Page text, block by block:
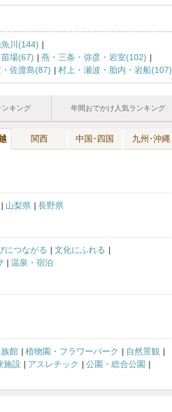
魚川(144)
場(67)
燕・三条・弥彦・岩室(102)
佐渡島(87) 村上・瀬波・胎内・岩船(107)
ンキング 年間おでかけ人気ランキング
関西 中国･四国 九州･沖縄
山梨県 長野県
につながる
文化にふれる
温泉・宿泊
館 植物園・フラワーパーク
自然景観
施設 アスレチック
公園・総合公園